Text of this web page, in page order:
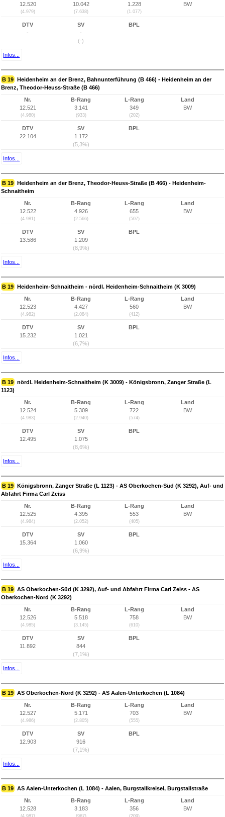
12.520
(4.979)
10.042
(7.638)
1.228
(1.077)
BW
DTV
-
SV
-
(-)
BPL
Infos...
B 19 Heidenheim an der Brenz, Bahnunterführung (B 466) - Heidenheim an der
Brenz, Theodor-Heuss-Straße (B 466)
Nr.
12.521
(4.980)
B-Rang
3.141
(933)
L-Rang
349
(202)
Land
BW
DTV
22.104
SV
1.172
(5,3%)
BPL
Infos...
B 19 Heidenheim an der Brenz, Theodor-Heuss-Straße (B 466) - Heidenheim-
Schnaitheim
Nr.
12.522
(4.981)
B-Rang
4.926
(2.566)
L-Rang
655
(507)
Land
BW
DTV
13.586
SV
1.209
(8,9%)
BPL
Infos...
B 19 Heidenheim-Schnaitheim - nördl. Heidenheim-Schnaitheim (K 3009)
Nr.
12.523
(4.982)
B-Rang
4.427
(2.084)
L-Rang
560
(412)
Land
BW
DTV
15.232
SV
1.021
(6,7%)
BPL
Infos...
B 19 nördl. Heidenheim-Schnaitheim (K 3009) - Königsbronn, Zanger Straße (L
1123)
Nr.
12.524
(4.983)
B-Rang
5.309
(2.940)
L-Rang
722
(574)
Land
BW
DTV
12.495
SV
1.075
(8,6%)
BPL
Infos...
B 19 Königsbronn, Zanger Straße (L 1123) - AS Oberkochen-Süd (K 3292), Auf- und
Abfahrt Firma Carl Zeiss
Nr.
12.525
(4.984)
B-Rang
4.395
(2.052)
L-Rang
553
(405)
Land
BW
DTV
15.364
SV
1.060
(6,9%)
BPL
Infos...
B 19 AS Oberkochen-Süd (K 3292), Auf- und Abfahrt Firma Carl Zeiss - AS
Oberkochen-Nord (K 3292)
Nr.
12.526
(4.985)
B-Rang
5.518
(3.145)
L-Rang
758
(610)
Land
BW
DTV
11.892
SV
844
(7,1%)
BPL
Infos...
B 19 AS Oberkochen-Nord (K 3292) - AS Aalen-Unterkochen (L 1084)
Nr.
12.527
(4.986)
B-Rang
5.171
(2.805)
L-Rang
703
(555)
Land
BW
DTV
12.903
SV
916
(7,1%)
BPL
Infos...
B 19 AS Aalen-Unterkochen (L 1084) - Aalen, Burgstallkreisel, Burgstallstraße
Nr.
12.528
B-Rang
3.183
L-Rang
356
Land
BW